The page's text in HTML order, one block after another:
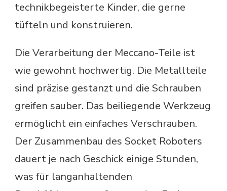
technikbegeisterte Kinder, die gerne
tüfteln und konstruieren.
Die Verarbeitung der Meccano-Teile ist
wie gewohnt hochwertig. Die Metallteile
sind präzise gestanzt und die Schrauben
greifen sauber. Das beiliegende Werkzeug
ermöglicht ein einfaches Verschrauben.
Der Zusammenbau des Socket Roboters
dauert je nach Geschick einige Stunden,
was für langanhaltenden